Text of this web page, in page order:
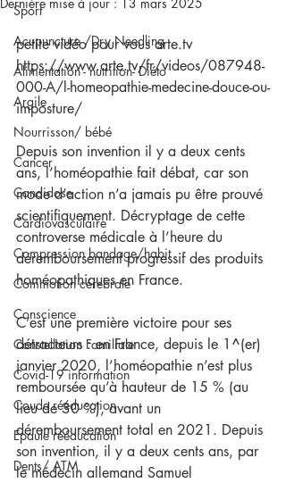
Sport
Acupuncture /Dry Needling
Alimentation - nutrition- Diéto
Argile
Nourrisson/ bébé
Cancer
Candidose
Cardiovasculaire
Compression bandage/habit
Commotion cérebrale
Conscience
Constellation Familiale
Covid-19 information
Coude rééducation
Epaule rééducation
Dents/ ATM
petite vidéo pour vous arte.tv
https://www.arte.tv/fr/videos/087948-
000-A/l-homeopathie-medecine-douce-ou-
imposture/
Depuis son invention il y a deux cents
ans, l’homéopathie fait débat, car son
mode d’action n’a jamais pu être prouvé
scientifiquement. Décryptage de cette
controverse médicale à l’heure du
déremboursement progressif des produits
homéopathiques en France.
C’est une première victoire pour ses
détracteurs : en France, depuis le 1^(er)
janvier 2020, l’homéopathie n’est plus
remboursée qu’à hauteur de 15 % (au
lieu de 30 %), avant un
déremboursement total en 2021. Depuis
son invention, il y a deux cents ans, par
le médecin allemand Samuel